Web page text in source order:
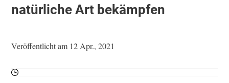
natürliche Art bekämpfen
Veröffentlicht am 12 Apr., 2021